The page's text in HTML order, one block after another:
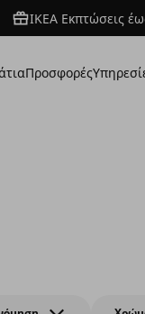
ΙΚΕΑ Εκπτώσεις
Προσφορές